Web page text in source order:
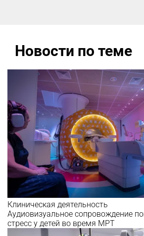
Новости по теме
Клиническая деятельность
Аудиовизуальное сопровождение
стресс у детей во время МРТ